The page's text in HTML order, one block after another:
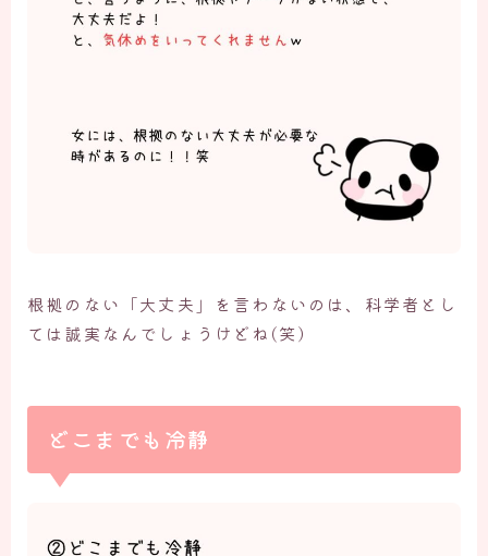
根拠のない「大丈夫」を言わないのは、科学者とし
ては誠実なんでしょうけどね(笑）
どこまでも冷静